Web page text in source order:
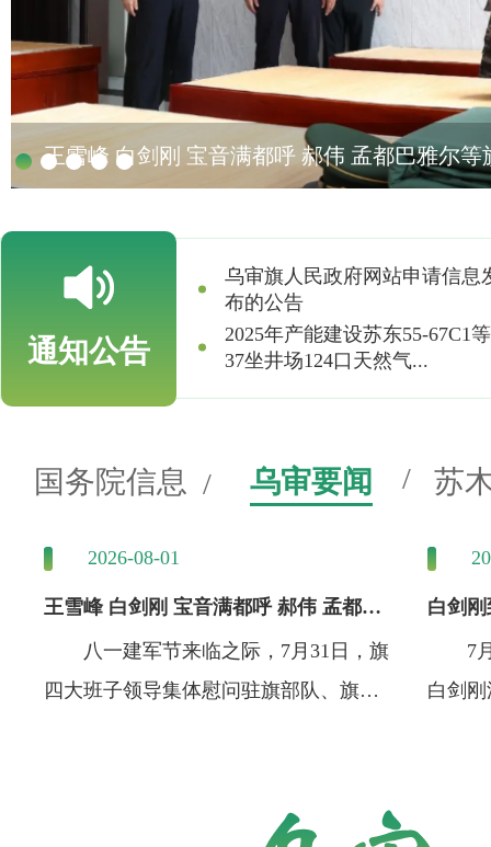
王雪峰 白剑刚 宝音满都呼 郝伟 孟都巴雅尔等
通知公告
乌审旗人民政府网站申请信息
布的公告
2025年产能建设苏东55-67C1等
37坐井场124口天然气...
国务院信息 乌审要闻 苏
2026-08-01
王雪峰 白剑刚 宝音满都呼 郝伟 孟都
八一建军节来临之际，7月31日，旗
四大班子领导集体慰问驻旗部队、旗消
白剑
7月
白剑